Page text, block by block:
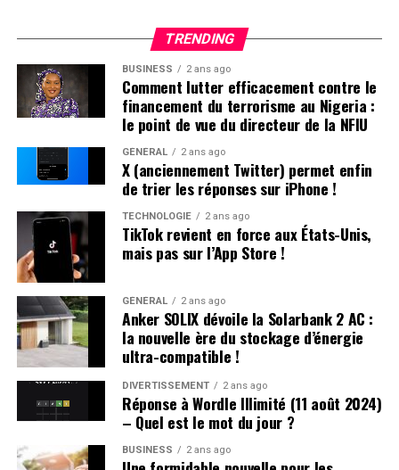
16 Janvier 2025 : Expo Fortune
Cet événement met en avant les récompenses liées à la
richesse dans le jeu, incitant les joueurs à maximiser
14 Janvier 2025 : Merveilles du Monde
Les participants peuvent explorer diverses merveilles
tout en accumulant des récompenses uniques lors de
cet événement thématique.
D’autres Événements Remarquables :
10 Janvier : Ascension au Sommet– Un défi pour
atteindre le sommet et remporter des prix.
8 Janvier :Fête Hivernale – Célébration hivernale
avec plusieurs surprises.
2 Janvier :
sur la collaboration entre amis pour obtenir
TRENDING
BUSINESS 2 ans ago
Comment lutter efficacement contre le
financement du terrorisme au Nigeria :
le point de vue du directeur de la NFIU
GÉNÉRAL 2 ans ago
X (anciennement Twitter) permet enfin
de trier les réponses sur iPhone !
TECHNOLOGIE 2 ans ago
TikTok revient en force aux États-Unis,
mais pas sur l’App Store !
GÉNÉRAL 2 ans ago
Anker SOLIX dévoile la Solarbank 2 AC :
la nouvelle ère du stockage d’énergie
ultra-compatible !
DIVERTISSEMENT 2 ans ago
Réponse à Wordle Illimité (11 août 2024)
– Quel est le mot du jour ?
BUSINESS 2 ans ago